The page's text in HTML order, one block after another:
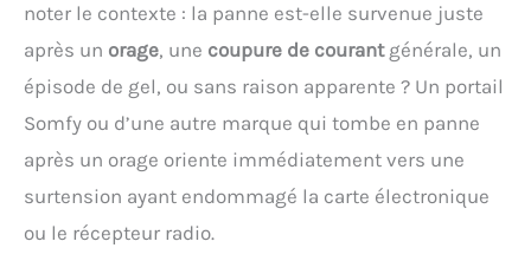
noter le contexte : la panne est-elle survenue juste
après un orage, une coupure de courantgénérale, un
épisode de gel, ou sans raison apparente ? Un portail
Somfy ou d’une autre marque qui tombe en panne
après un orage oriente immédiatement vers une
surtension ayant endommagé la carte électronique
ou le récepteur radio.